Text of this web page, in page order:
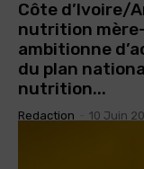
Côte d’Ivoire/
nutrition
ambitionne
du plan
nutrition...
Redaction 10 Juin